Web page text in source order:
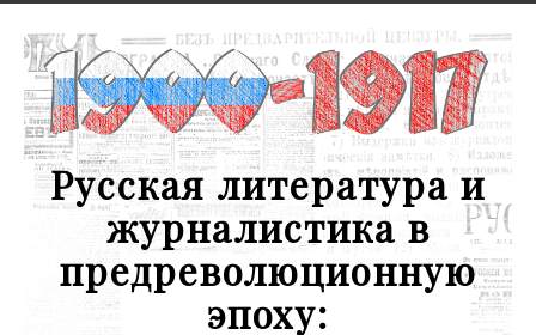
Русская литература и
журналистика в
предреволюционную
эпоху: